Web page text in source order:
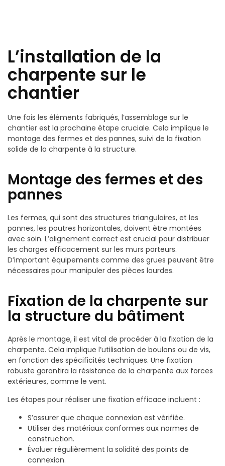
L’installation de la
charpente sur le
chantier
Une fois les éléments fabriqués, l’assemblage sur le
chantier est la prochaine étape cruciale. Cela implique le
montage des fermes et des pannes, suivi de la fixation
solide de la charpente à la structure.
Montage des fermes et des
pannes
Les fermes, qui sont des structures triangulaires, et les
pannes, les poutres horizontales, doivent être montées
avec soin. L’alignement correct est crucial pour distribuer
les charges efficacement sur les murs porteurs.
D’important équipements comme des grues peuvent être
nécessaires pour manipuler des pièces lourdes.
Fixation de la charpente sur
la structure du bâtiment
Après le montage, il est vital de procéder à la fixation de la
charpente. Cela implique l’utilisation de boulons ou de vis,
en fonction des spécificités techniques. Une fixation
robuste garantira la résistance de la charpente aux forces
extérieures, comme le vent.
Les étapes pour réaliser une fixation efficace incluent :
S’assurer que chaque connexion est vérifiée.
Utiliser des matériaux conformes aux normes de
construction.
Évaluer régulièrement la solidité des points de
connexion.